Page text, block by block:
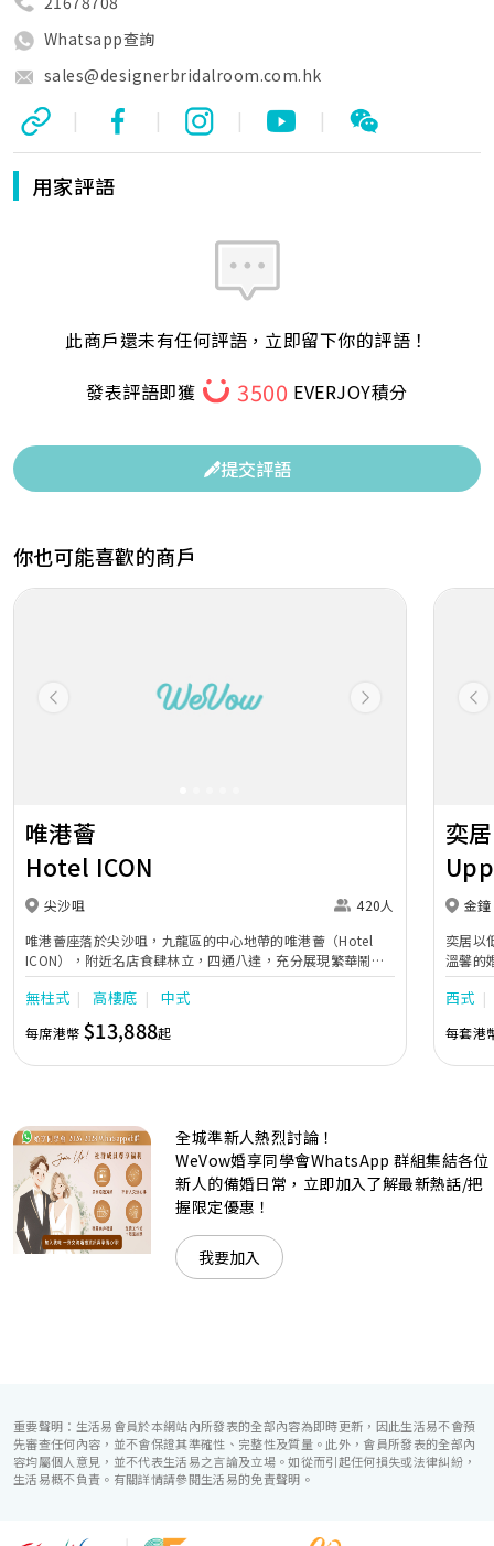
Whatsapp查詢
sales@designerbridalroom.com.hk
| | | |
用家評語
此商戶還未有任何評語，立即留下你的評語！
發表評語即獲
3500 EVERJOY積分
提交評語
你也可能喜歡的商戶
Previous Next
唯港薈
Hotel ICON
尖沙咀
420人
唯港薈座落於尖沙咀，九龍區的中心地帶的唯港薈（Hotel
ICON），附近名店食肆林立，四通八達，充分展現繁華鬧巿
中的活力個性，成為一眾準新人舉辦婚宴的熱門之選。專業團
隊由策劃統籌至所有婚宴每個細節，唯港薈都力臻完美，保證
讓您留下獨特的醉人回憶。 擁有時尚高樓頂的Silverbox宴會
廳，配置了全套先進的視聽影音及燈光設備配套，並採用極富
現代時尚感的水晶玻璃燈，演繹出與別不同的經典神韻。不論
準新人的個性及預算﹔保證為您打造夢寐以求的特別日子，令
賓客永誌難忘！
無柱式 高樓底 中式
每席港幣 $13,888起
奕居
金鐘
奕居以
溫馨的
團隊會
西式
每套港
全城準新人熱烈討論！
WeVow婚享同學會WhatsApp 群組集結各位
新人的備婚日常，立即加入了解最新熱話/把
握限定優惠！
我要加入
重要聲明：生活易會員於本網站內所發表的全部內容為即時更新，因此生活易不會預
先審查任何內容，並不會保證其準確性、完整性及質量。此外，會員所發表的全部內
容均屬個人意見，並不代表生活易之言論及立場。如從而引起任何損失或法律糾紛，
生活易概不負責。有關詳情請參閱生活易的免責聲明。